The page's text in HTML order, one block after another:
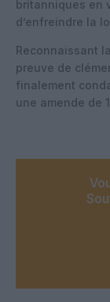
britanniques en
d’enfreindre la
Reconnaissant
preuve de
finalement
une amende de